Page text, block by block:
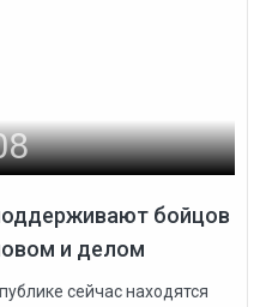
бойцов
и делом
сейчас находятся